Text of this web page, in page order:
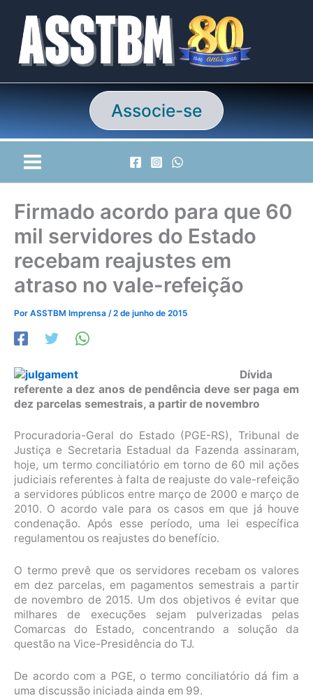
conteúdo
Associe-se
Firmado acordo para que 60
mil servidores do Estado
recebam reajustes em
atraso no vale-refeição
Por ASSTBM Imprensa /2 de junho de 2015
Dívida
referente a dez anos de pendência deve ser paga em
dez parcelas semestrais, a partir de novembro
Procuradoria-Geral do Estado (PGE-RS), Tribunal de
Justiça e Secretaria Estadual da Fazenda assinaram,
hoje, um termo conciliatório em torno de 60 mil ações
judiciais referentes à falta de reajuste do vale-refeição
a servidores públicos entre março de 2000 e março de
2010. O acordo vale para os casos em que já houve
condenação. Após esse período, uma lei específica
regulamentou os reajustes do benefício.
O termo prevê que os servidores recebam os valores
em dez parcelas, em pagamentos semestrais a partir
de novembro de 2015. Um dos objetivos é evitar que
milhares de execuções sejam pulverizadas pelas
Comarcas do Estado, concentrando a solução da
questão na Vice-Presidência do TJ.
De acordo com a PGE, o termo conciliatório dá fim a
uma discussão iniciada ainda em 99.